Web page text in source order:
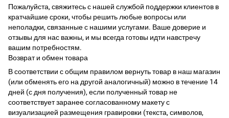
Пожалуйста, свяжитесь с нашей службой поддержки клиентов в
кратчайшие сроки, чтобы решить любые вопросы или
неполадки, связанные с нашими услугами. Ваше доверие и
отзывы для нас важны, и мы всегда готовы идти навстречу
вашим потребностям.
Возврат и обмен товара
В соответствии с общим правилом вернуть товар в наш магазин
(или обменять его на другой аналогичный) можно в течение 14
дней (с дня получения), если полученный товар не
соответствует заранее согласованному макету с
визуализацией размещения гравировки (текста, символов,